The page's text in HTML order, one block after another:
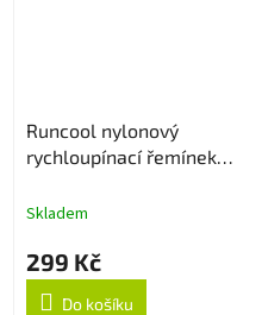
Runcool nylonový
rychloupínací řemínek
Skladem
299 Kč
Do košíku